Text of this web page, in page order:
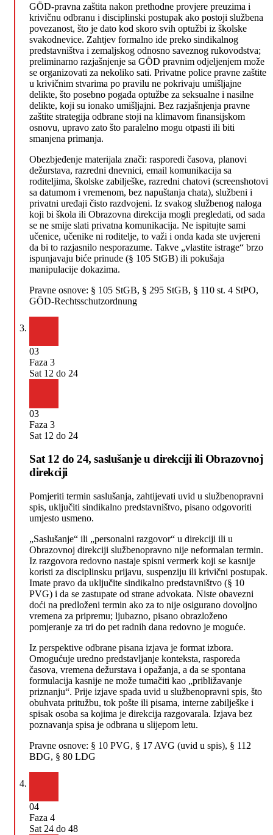
GÖD-pravna zaštita nakon prethodne provjere preuzima i
krivičnu odbranu i disciplinski postupak ako postoji službena
povezanost, što je dato kod skoro svih optužbi iz školske
svakodnevice. Zahtjev formalno ide preko sindikalnog
predstavništva i zemaljskog odnosno saveznog rukovodstva;
preliminarno razjašnjenje sa GÖD pravnim odjeljenjem može
se organizovati za nekoliko sati. Privatne police pravne zaštite
u krivičnim stvarima po pravilu ne pokrivaju umišljajne
delikte, što posebno pogađa optužbe za seksualne i nasilne
delikte, koji su ionako umišljajni. Bez razjašnjenja pravne
zaštite strategija odbrane stoji na klimavom finansijskom
osnovu, upravo zato što paralelno mogu otpasti ili biti
smanjena primanja.
Obezbjeđenje materijala znači: rasporedi časova, planovi
dežurstava, razredni dnevnici, email komunikacija sa
roditeljima, školske zabilješke, razredni chatovi (screenshotovi
sa datumom i vremenom, bez napuštanja chata), službeni i
privatni uređaji čisto razdvojeni. Iz svakog službenog naloga
koji bi škola ili Obrazovna direkcija mogli pregledati, od sada
se ne smije slati privatna komunikacija. Ne ispitujte sami
učenice, učenike ni roditelje, to važi i onda kada ste uvjereni
da bi to razjasnilo nesporazume. Takve „vlastite istrage“ brzo
ispunjavaju biće prinude (§ 105 StGB) ili pokušaja
manipulacije dokazima.
Pravne osnove: § 105 StGB, § 295 StGB, § 110 st. 4 StPO,
GÖD-Rechtsschutzordnung
03
Faza 3
Sat 12 do 24
03
Faza 3
Sat 12 do 24
Sat 12 do 24, saslušanje u direkciji ili Obrazovnoj
direkciji
Pomjeriti termin saslušanja, zahtijevati uvid u službenopravni
spis, uključiti sindikalno predstavništvo, pisano odgovoriti
umjesto usmeno.
„Saslušanje“ ili „personalni razgovor“ u direkciji ili u
Obrazovnoj direkciji službenopravno nije neformalan termin.
Iz razgovora redovno nastaje spisni vermerk koji se kasnije
koristi za disciplinsku prijavu, suspenziju ili krivični postupak.
Imate pravo da uključite sindikalno predstavništvo (§ 10
PVG) i da se zastupate od strane advokata. Niste obavezni
doći na predloženi termin ako za to nije osigurano dovoljno
vremena za pripremu; ljubazno, pisano obrazloženo
pomjeranje za tri do pet radnih dana redovno je moguće.
Iz perspektive odbrane pisana izjava je format izbora.
Omogućuje uredno predstavljanje konteksta, rasporeda
časova, vremena dežurstava i opažanja, a da se spontana
formulacija kasnije ne može tumačiti kao „približavanje
priznanju“. Prije izjave spada uvid u službenopravni spis, što
obuhvata pritužbu, tok pošte ili pisama, interne zabilješke i
spisak osoba sa kojima je direkcija razgovarala. Izjava bez
poznavanja spisa je odbrana u slijepom letu.
Pravne osnove: § 10 PVG, § 17 AVG (uvid u spis), § 112
BDG, § 80 LDG
04
Faza 4
Sat 24 do 48